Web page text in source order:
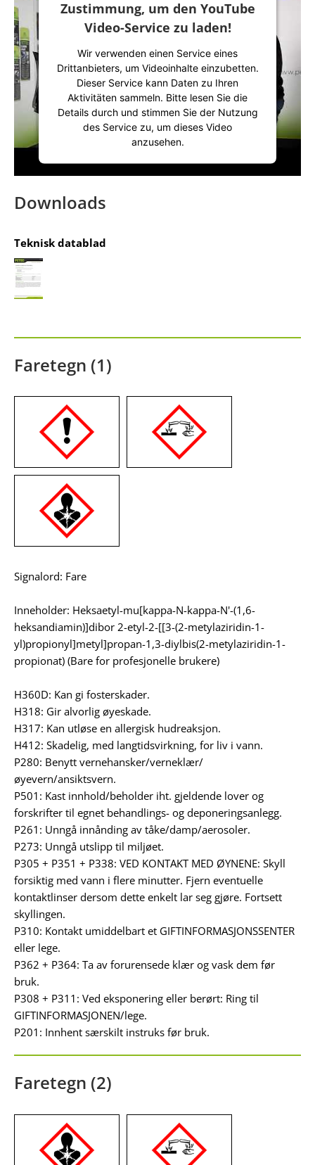
powered byUsercentrics Consent
Management Platform&IT-Recht Kanzlei
Zustimmung, um den YouTube
Video-Service zu laden!
Wir verwenden einen Service eines
Drittanbieters, um Videoinhalte einzubetten.
Dieser Service kann Daten zu Ihren
Aktivitäten sammeln. Bitte lesen Sie die
Details durch und stimmen Sie der Nutzung
des Service zu, um dieses Video
anzusehen.
powered by
Downloads
Teknisk datablad
Faretegn (1)
Signalord: Fare
Inneholder: Heksaetyl-mu[kappa-N-kappa-N'-(1,6-
heksandiamin)]dibor 2-etyl-2-[[3-(2-metylaziridin-1-
yl)propionyl]metyl]propan-1,3-diylbis(2-metylaziridin-1-
propionat) (Bare for profesjonelle brukere)
H360D: Kan gi fosterskader.
H318: Gir alvorlig øyeskade.
H317: Kan utløse en allergisk hudreaksjon.
H412: Skadelig, med langtidsvirkning, for liv i vann.
P280: Benytt vernehansker/verneklær/
øyevern/ansiktsvern.
P501: Kast innhold/beholder iht. gjeldende lover og
forskrifter til egnet behandlings- og deponeringsanlegg.
P261: Unngå innånding av tåke/damp/aerosoler.
P273: Unngå utslipp til miljøet.
P305 + P351 + P338: VED KONTAKT MED ØYNENE: Skyll
forsiktig med vann i flere minutter. Fjern eventuelle
kontaktlinser dersom dette enkelt lar seg gjøre. Fortsett
skyllingen.
P310: Kontakt umiddelbart et GIFTINFORMASJONSSENTER
eller lege.
P362 + P364: Ta av forurensede klær og vask dem før
bruk.
P308 + P311: Ved eksponering eller berørt: Ring til
GIFTINFORMASJONEN/lege.
P201: Innhent særskilt instruks før bruk.
Faretegn (2)